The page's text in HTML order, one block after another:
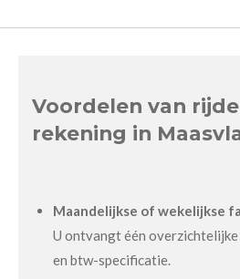
Voordelen van
rekening in
Maandelijkse of wekelijkse
U ontvangt één
en btw-specificatie.